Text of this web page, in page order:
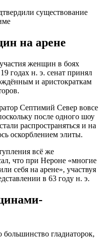
на арене
женщин в боях
годах н. э. сенат принял
и аристократкам
Септимий Север вовсе
после одного шоу
распространяться и на
оскорблением элиты.
всё же
что при Нероне «многие
себя на арене», участвуя
в 63 году н. э.
большинство гладиаторок,